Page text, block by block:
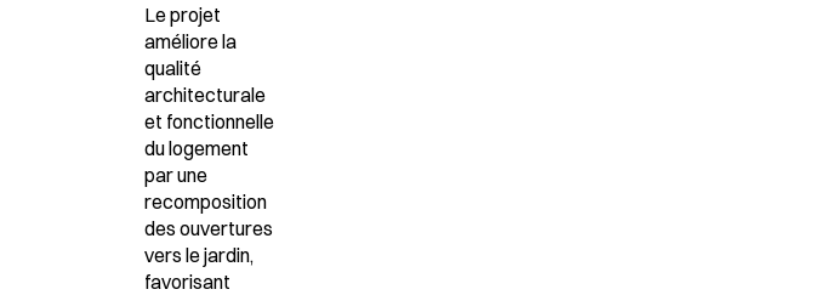
Le projet
améliore la
qualité
architecturale
et fonctionnelle
du logement
par une
recomposition
des ouvertures
vers le jardin,
favorisant